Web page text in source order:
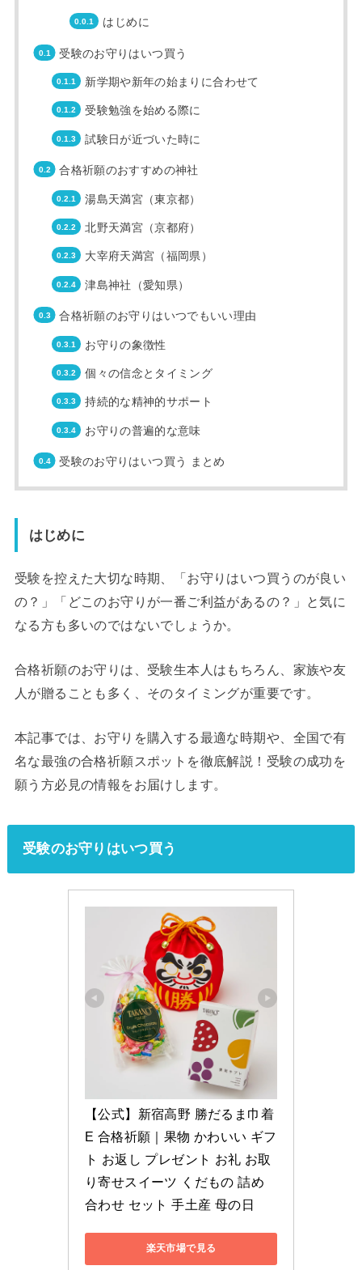
はじめに
受験のお守りはいつ買う
新学期や新年の始まりに合わせて
受験勉強を始める際に
試験日が近づいた時に
合格祈願のおすすめの神社
湯島天満宮（東京都）
北野天満宮（京都府）
大宰府天満宮（福岡県）
津島神社（愛知県）
合格祈願のお守りはいつでもいい理由
お守りの象徴性
個々の信念とタイミング
持続的な精神的サポート
お守りの普遍的な意味
受験のお守りはいつ買う まとめ
はじめに
受験を控えた大切な時期、「お守りはいつ買うのが良い
の？」「どこのお守りが一番ご利益があるの？」と気に
なる方も多いのではないでしょうか。
合格祈願のお守りは、受験生本人はもちろん、家族や友
人が贈ることも多く、そのタイミングが重要です。
本記事では、お守りを購入する最適な時期や、全国で有
名な最強の合格祈願スポットを徹底解説！受験の成功を
願う方必見の情報をお届けします。
受験のお守りはいつ買う
【公式】新宿高野 勝だるま巾着
E 合格祈願｜果物 かわいい ギフ
ト お返し プレゼント お礼 お取
り寄せスイーツ くだもの 詰め
合わせ セット 手土産 母の日
楽天市場で見る